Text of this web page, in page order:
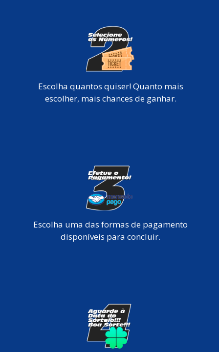
Escolha quantos quiser! Quanto mais
escolher, mais chances de ganhar.
Escolha uma das formas de pagamento
disponíveis para concluir.